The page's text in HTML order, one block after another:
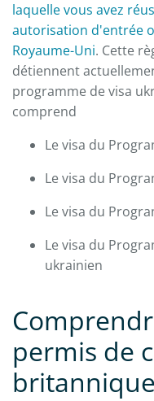
laquelle vous avez
autorisation d'entrée
Royaume-Uni. Cette
détiennent
programme de visa
comprend
Le visa du
Le visa du
Le visa du
Le visa du
ukrainien
permis de